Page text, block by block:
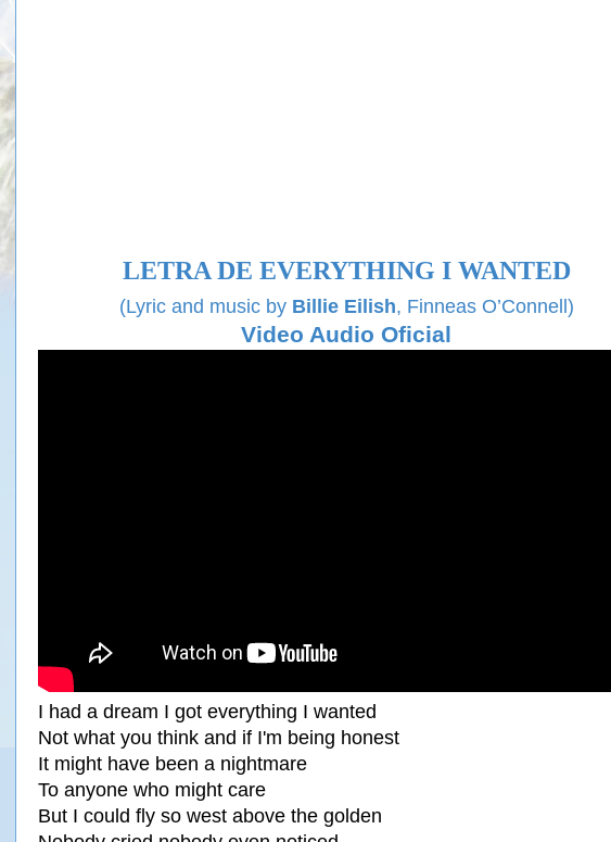
LETRA DE EVERYTHING I WANTED
(Lyric and music by Billie Eilish, Finneas O’Connell)
Video Audio Oficial
I had a dream I got everything I wanted
Not what you think and if I'm being honest
It might have been a nightmare
To anyone who might care
But I could fly so west above the golden